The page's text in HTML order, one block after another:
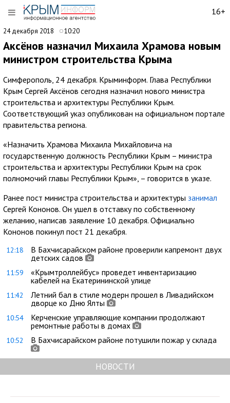
16+
24 декабря 2018 10:20
Аксёнов назначил Михаила Храмова новым
министром строительства Крыма
Симферополь, 24 декабря. Крыминформ. Глава Республики
Крым Сергей Аксёнов сегодня назначил нового министра
строительства и архитектуры Республики Крым.
Соответствующий указ опубликован на официальном портале
правительства региона.
«Назначить Храмова Михаила Михайловича на
государственную должность Республики Крым – министра
строительства и архитектуры Республики Крым на срок
полномочий главы Республики Крым», – говорится в указе.
Ранее пост министра строительства и архитектуры занимал
Сергей Кононов. Он ушел в отставку по собственному
желанию, написав заявление 10 декабря. Официально
Кононов покинул пост 21 декабря.
12:18
В Бахчисарайском районе проверили капремонт двух
детских садов
11:59
«Крымтроллейбус» проведет инвентаризацию
кабелей на Екатерининской улице
11:42
Летний бал в стиле модерн прошел в Ливадийском
дворце ко Дню Ялты
10:54
Керченские управляющие компании продолжают
ремонтные работы в домах
10:52 В Бахчисарайском районе потушили пожар у склада
НОВОСТИ